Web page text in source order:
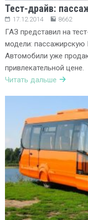
Тест-драйв:
17.12.2014 8662
ГАЗ представил на
модели:
Автомобили уже
привлекательной цене.
Читать дальше